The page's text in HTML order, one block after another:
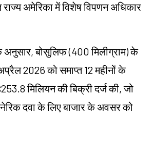
अमेरिका में विशेष विपणन अधिकार
अनुसार, बोसुलिफ (400 मिलीग्राम) के
2026 को समाप्त 12 महीनों के
मिलियन की बिक्री दर्ज की, जो
दवा के लिए बाजार के अवसर को